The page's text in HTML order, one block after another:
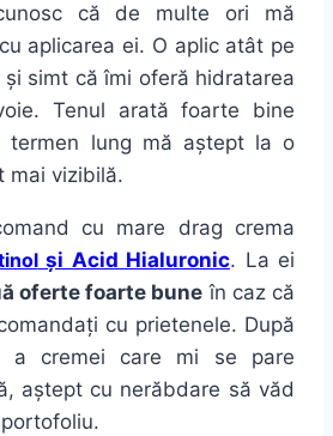
că de multe ori mă
aplicarea ei. O aplic atât pe
și simt că îmi oferă hidratarea
Tenul arată foarte bine
termen lung mă aștept la o
mai vizibilă.
cu mare drag crema
și Acid Hialuronic. La ei
oferte foarte bune în caz că
cu prietenele. După
a cremei care mi se pare
, așteptcu nerăbdare să văd
portofoliu.